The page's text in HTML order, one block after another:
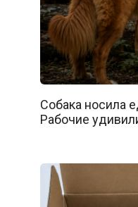
Собака носила
Рабочие